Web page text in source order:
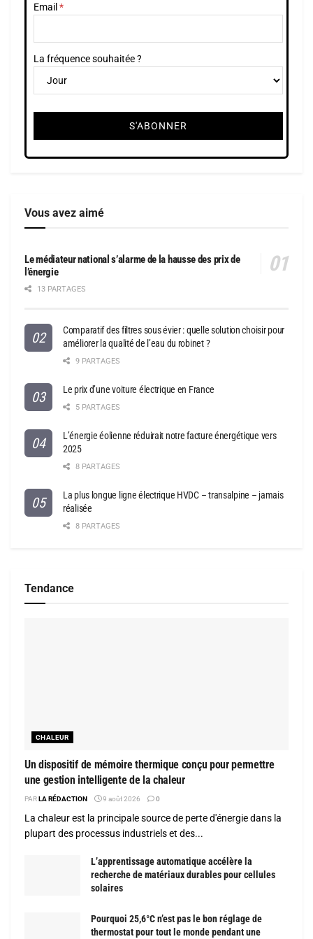
Email
La fréquence souhaitée ?
Vous avez aimé
Le médiateur national s’alarme de la hausse des prix de
l’énergie
13 PARTAGES
Comparatif des filtres sous évier : quelle solution choisir pour
améliorer la qualité de l’eau du robinet ?
9 PARTAGES
Le prix d’une voiture électrique en France
5 PARTAGES
L’énergie éolienne réduirait notre facture énergétique vers
2025
8 PARTAGES
La plus longue ligne électrique HVDC – transalpine – jamais
réalisée
8 PARTAGES
Tendance
CHALEUR
Un dispositif de mémoire thermique conçu pour permettre
une gestion intelligente de la chaleur
PAR LA RÉDACTION 9 août 2026 0
La chaleur est la principale source de perte d'énergie dans la
plupart des processus industriels et des...
L’apprentissage automatique accélère la
recherche de matériaux durables pour cellules
solaires
Pourquoi 25,6°C n’est pas le bon réglage de
thermostat pour tout le monde pendant une